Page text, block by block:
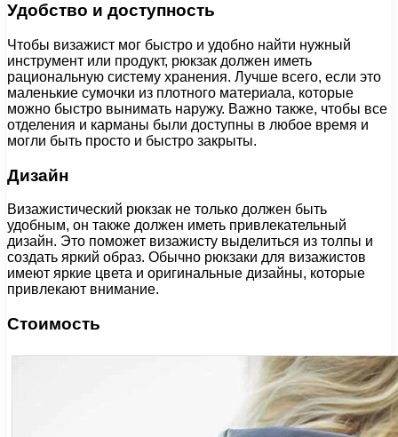
Удобство и доступность
Чтобы визажист мог быстро и удобно найти нужный
инструмент или продукт, рюкзак должен иметь
рациональную систему хранения. Лучше всего, если это
маленькие сумочки из плотного материала, которые
можно быстро вынимать наружу. Важно также, чтобы все
отделения и карманы были доступны в любое время и
могли быть просто и быстро закрыты.
Дизайн
Визажистический рюкзак не только должен быть
удобным, он также должен иметь привлекательный
дизайн. Это поможет визажисту выделиться из толпы и
создать яркий образ. Обычно рюкзаки для визажистов
имеют яркие цвета и оригинальные дизайны, которые
привлекают внимание.
Стоимость